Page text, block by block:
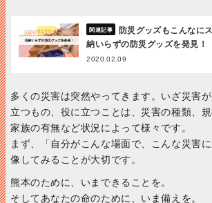
防災グッズもこんなに
納いらずの防災グッズを発見！
2020.02.09
多くの災害は突然やってきます。いざ災害
立つもの、役に立つことは、災害の種類、規
家族の有無など状況によって様々です。
まず、「自分がこんな場面で、こんな災害
像してみることが大切です。
熊本のために、いまできることを。
そしてあなたの命のために、いま備えを。